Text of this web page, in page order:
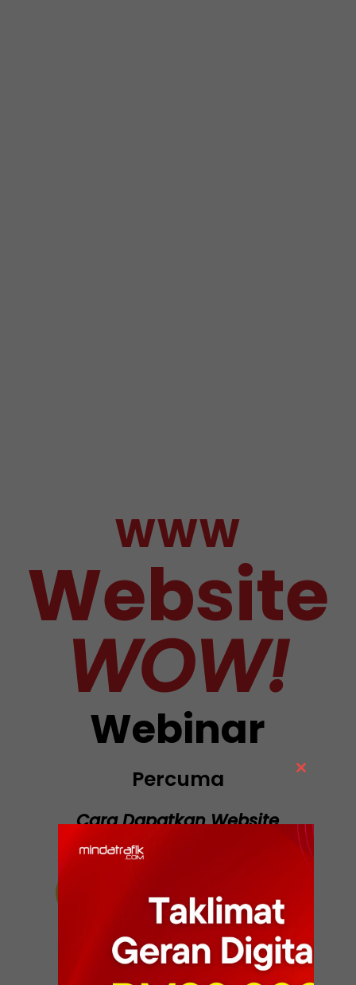
WWW
Website
WOW!
Webinar
Percuma
Cara Dapatkan Website
Yang Jimat Tapi WOW!
DAFTAR SEKARANG